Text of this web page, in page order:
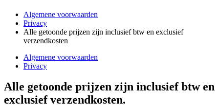
Algemene voorwaarden
Privacy
Alle getoonde prijzen zijn inclusief btw en exclusief
verzendkosten
Algemene voorwaarden
Privacy
Alle getoonde prijzen zijn inclusief btw en
exclusief verzendkosten.